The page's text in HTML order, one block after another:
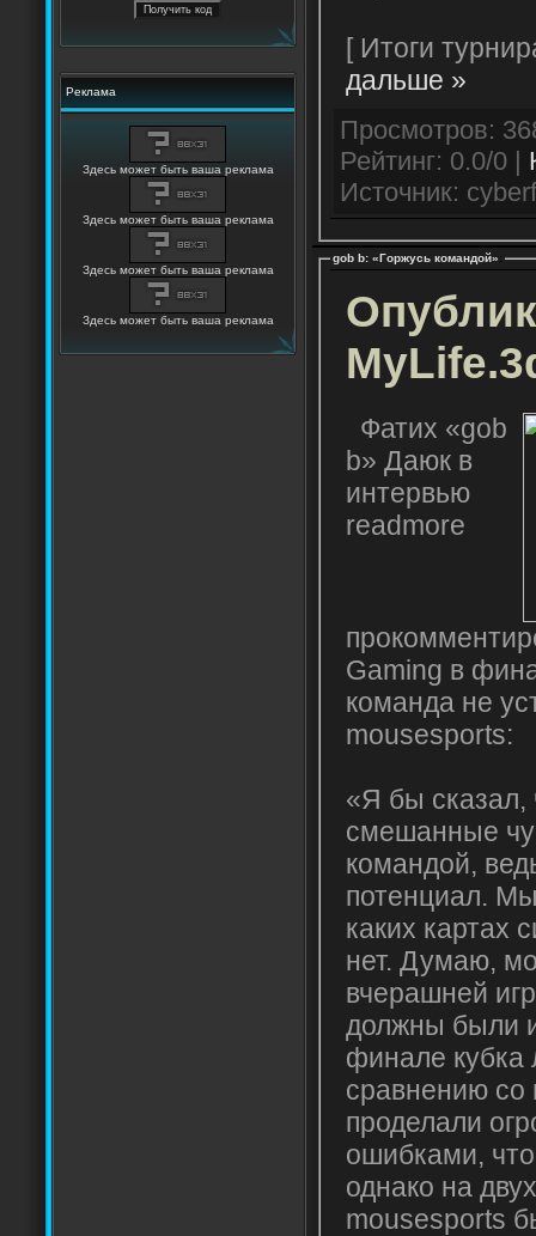
Реклама
Здесь может быть ваша реклама
Здесь может быть ваша реклама
Здесь может быть ваша реклама
Здесь может быть ваша реклама
[ Итоги
дальше »
Рейтинг: 0.0/0 |
Источник:
gob b: «Горжусь командой»:
Фатих «gob
b» Даюк в
интервью
readmore
Gaming в
команда не
mousesports:
«Я бы
смешанные
командой,
потенциал.
каких картах
нет. Думаю,
вчерашней
должны были
финале
сравнению
проделали
ошибками,
однако на
mousesports